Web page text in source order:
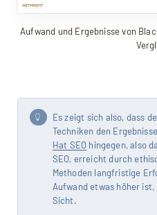
Aufwand und Ergebnisse von
Es zeigt sich also, dass
Techniken den
Hat SEO hingegen, also
SEO, erreicht durch
Methoden langfristige
Aufwand etwas höher
Sicht.